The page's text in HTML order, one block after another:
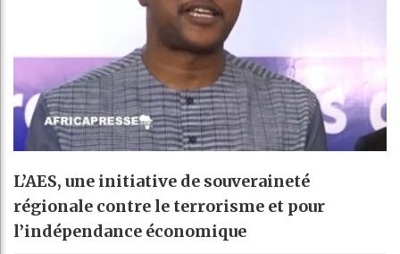
L’AES, une initiative de souveraineté
régionale contre le terrorisme et pour
l’indépendance économique